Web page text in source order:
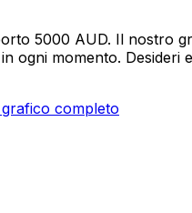
5000 AUD. Il nostro
ogni momento.
completo